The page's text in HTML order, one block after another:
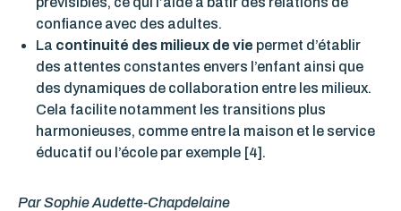
confiance avec des adultes.
La continuité des milieux de vie permet d’établir
des attentes constantes envers l’enfant ainsi que
des dynamiques de collaboration entre les milieux.
Cela facilite notamment les transitions plus
harmonieuses, comme entre la maison et le service
éducatif ou l’école par exemple [4] .
Par Sophie Audette-Chapdelaine